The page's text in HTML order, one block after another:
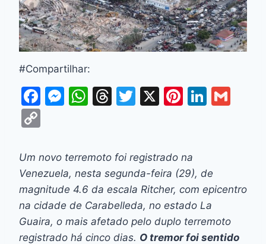
#Compartilhar:
F
e
b
o
o
k
M
s
e
n
g
er
W
s
A
p
p
T
a
d
s
T
er
X
Pi
e
st
Li
dI
n
p
y
Li
n
k
Um novo terremoto foi registrado na
Venezuela, nesta segunda-feira (29), de
magnitude 4.6 da escala Ritcher, com epicentro
na cidade de Carabelleda, no estado La
Guaira, o mais afetado pelo duplo terremoto
registrado há cinco dias. O tremor foi sentido